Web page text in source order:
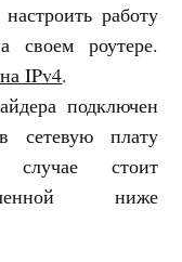
работу
своем роутере.
IPv4.
подключен
сетевую плату
стоит
ниже